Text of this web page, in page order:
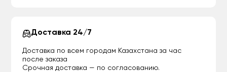
Доставка 24/7
Доставка по всем городам Казахстана за час
после заказа
Срочная доставка — по согласованию.